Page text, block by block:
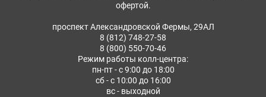
офертой.
проспект Александровской Фермы, 29АЛ
8 (812) 748-27-58
8 (800) 550-70-46
Режим работы колл-центра:
пн-пт - с 9:00 до 18:00
сб - с 10:00 до 16:00
вс - выходной